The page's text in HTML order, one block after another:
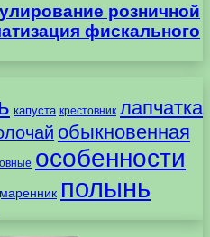
розничной
фискального
капуста крестовник лапчатка
обыкновенная
особенности
полынь